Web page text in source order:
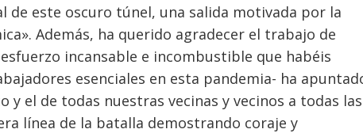
de este oscuro túnel, una salida motivada por la
Además, ha querido agradecer el trabajo de
incansable e incombustible que habéis
esenciales en esta pandemia- ha
y el de todas nuestras vecinas y vecinos a todas las
línea de la batalla demostrando coraje y